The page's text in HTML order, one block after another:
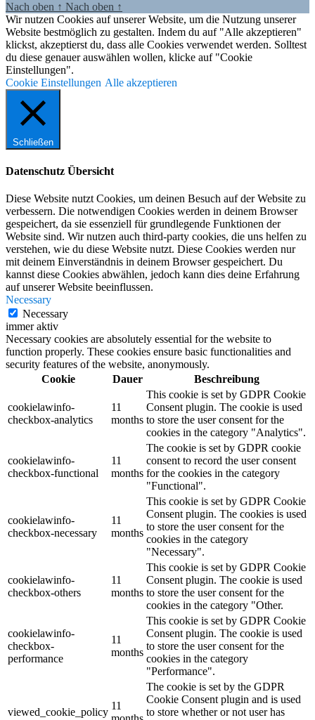
Nach oben ↑ Nach oben ↑
Wir nutzen Cookies auf unserer Website, um die Nutzung unserer
Website bestmöglich zu gestalten. Indem du auf "Alle akzeptieren"
klickst, akzeptierst du, dass alle Cookies verwendet werden. Solltest
du diese genauer auswählen wollen, klicke auf "Cookie
Einstellungen".
Cookie Einstellungen Alle akzeptieren
Schließen
Datenschutz Übersicht
Diese Website nutzt Cookies, um deinen Besuch auf der Website zu
verbessern. Die notwendigen Cookies werden in deinem Browser
gespeichert, da sie essenziell für grundlegende Funktionen der
Website sind. Wir nutzen auch third-party cookies, die uns helfen zu
verstehen, wie du diese Website nutzt. Diese Cookies werden nur
mit deinem Einverständnis in deinem Browser gespeichert. Du
kannst diese Cookies abwählen, jedoch kann dies deine Erfahrung
auf unserer Website beeinflussen.
Necessary
Necessary
immer aktiv
Necessary cookies are absolutely essential for the website to
function properly. These cookies ensure basic functionalities and
security features of the website, anonymously.
Cookie
Dauer Beschreibung
cookielawinfo-
checkbox-analytics
11
months
This cookie is set by GDPR Cookie
Consent plugin. The cookie is used
to store the user consent for the
cookies in the category "Analytics".
cookielawinfo-
checkbox-functional
11
months
The cookie is set by GDPR cookie
consent to record the user consent
for the cookies in the category
"Functional".
cookielawinfo-
checkbox-necessary
11
months
This cookie is set by GDPR Cookie
Consent plugin. The cookies is used
to store the user consent for the
cookies in the category
"Necessary".
cookielawinfo-
checkbox-others
11
months
This cookie is set by GDPR Cookie
Consent plugin. The cookie is used
to store the user consent for the
cookies in the category "Other.
cookielawinfo-
checkbox-
performance
11
months
This cookie is set by GDPR Cookie
Consent plugin. The cookie is used
to store the user consent for the
cookies in the category
"Performance".
viewed_cookie_policy
11
The cookie is set by the GDPR
Cookie Consent plugin and is used
to store whether or not user has